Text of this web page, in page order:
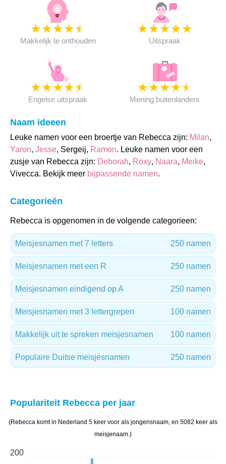
★★★★★
Makkelijk te onthouden
★★★★★
Uitspraak
★★★★★
Engelse uitspraak
★★★★★
Mening buitenlanders
Naam ideeen
Leuke namen voor een broertje van Rebecca zijn: Milan,
Yaron, Jesse, Sergeij, Ramon. Leuke namen voor een
zusje van Rebecca zijn: Deborah, Roxy, Naara, Meike,
Vivecca. Bekijk meer bijpassende namen.
Categorieën
Rebecca is opgenomen in de volgende categorieen:
Meisjesnamen met 7 letters 250 namen
Meisjesnamen met een R 250 namen
Meisjesnamen eindigend op A 250 namen
Meisjesnamen met 3 lettergrepen 100 namen
Makkelijk uit te spreken meisjesnamen 100 namen
Populaire Duitse meisjesnamen 250 namen
Populariteit Rebecca per jaar
(Rebecca komt in Nederland 5 keer voor als jongensnaam, en 5082 keer als
meisjenaam.)
200